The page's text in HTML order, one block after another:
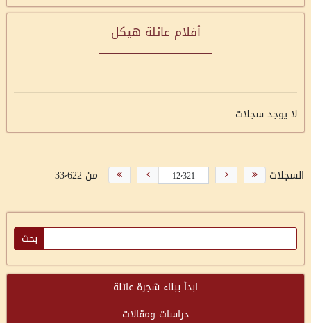
أفلام عائلة هيكل
لا يوجد سجلات
السجلات من 33٬622
ابدأ ببناء شجرة عائلة
دراسات ومقالات